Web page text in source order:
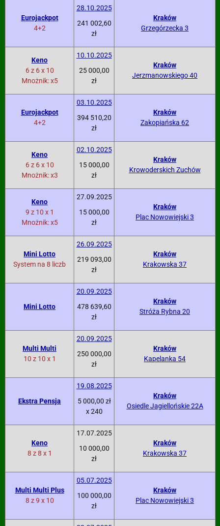
Eurojackpot
4+2
28.10.2025
241 002,60
zł
Kraków
Grzegórzecka 3
Keno
6 z 6 x 10
Mnożnik: x5
10.10.2025
25 000,00
zł
Kraków
Jerzmanowskiego 40
Eurojackpot
4+2
03.10.2025
394 510,20
zł
Kraków
Zakopiańska 62
Keno
6 z 6 x 10
Mnożnik: x3
02.10.2025
15 000,00
zł
Kraków
Krowoderskich Zuchów
Keno
9 z 10 x 1
Mnożnik: x5
27.09.2025
15 000,00
zł
Kraków
Plac Nowowiejski 3
Mini Lotto
System na 8 liczb
26.09.2025
219 093,00
zł
Kraków
Krakowska 37
Mini Lotto
20.09.2025
478 639,60
zł
Kraków
Stróża Rybna 20
Multi Multi
10 z 10 x 1
20.09.2025
250 000,00
zł
Kraków
Kapelanka 54
Ekstra Pensja
19.08.2025
5 000,00 zł
x 240
Kraków
Osiedle Jagiellońskie 22A
Keno
8 z 8 x 1
17.07.2025
10 000,00
zł
Kraków
Krakowska 37
Multi Multi Plus
8 z 9 x 10
05.07.2025
100 000,00
zł
Kraków
Plac Nowowiejski 3